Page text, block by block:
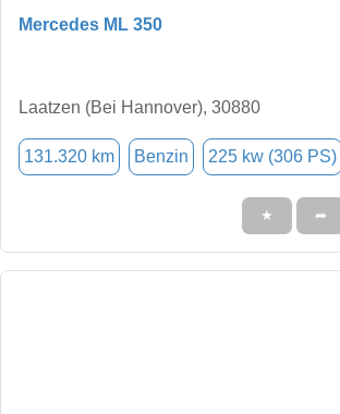
Mercedes ML 350
Laatzen (Bei Hannover), 30880
131.320 km Benzin 225 kw (306 PS)
★ ➦